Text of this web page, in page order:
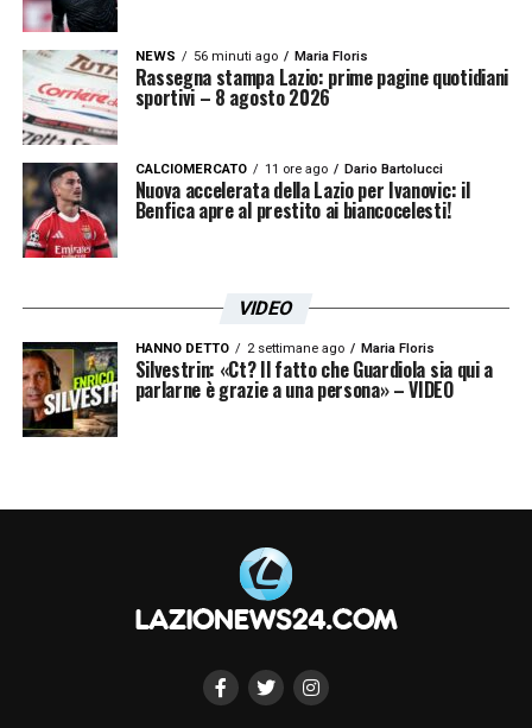
LA PLAYLIST DELLE NOSTRE TOP NEWS
NEWS 56 minuti ago Maria Floris
Rassegna stampa Lazio: prime pagine quotidiani
sportivi – 8 agosto 2026
CALCIOMERCATO 11 ore ago Dario Bartolucci
Nuova accelerata della Lazio per Ivanovic: il
Benfica apre al prestito ai biancocelesti!
VIDEO
HANNO DETTO 2 settimane ago Maria Floris
Silvestrin: «Ct? Il fatto che Guardiola sia qui a
parlarne è grazie a una persona» – VIDEO